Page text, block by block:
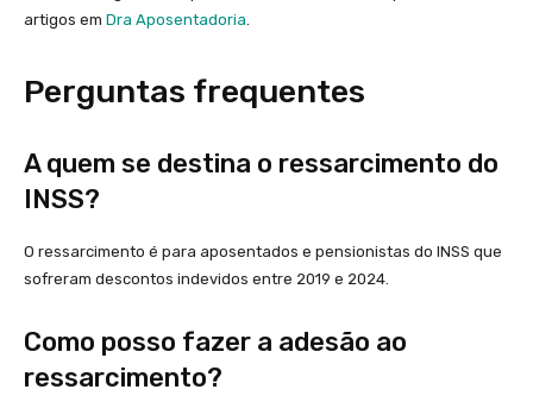
artigos em Dra Aposentadoria.
Perguntas frequentes
A quem se destina o ressarcimento do
INSS?
O ressarcimento é para aposentados e pensionistas do INSS que
sofreram descontos indevidos entre 2019 e 2024.
Como posso fazer a adesão ao
ressarcimento?